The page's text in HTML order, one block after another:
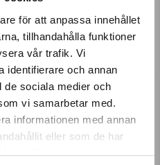
för att anpassa innehållet
tillhandahålla funktioner
vår trafik. Vi
identifierare och annan
de sociala medier och
vi samarbetar med.
informationen med annan
eller som de har
tjänster.
MEGUIARS
KIT BAG
399 kr
LÄGG I VARUKORGEN
rabatt på
köp!
för att få en rabattkod på